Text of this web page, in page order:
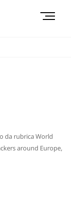
M
da rubrica World
around Europe,